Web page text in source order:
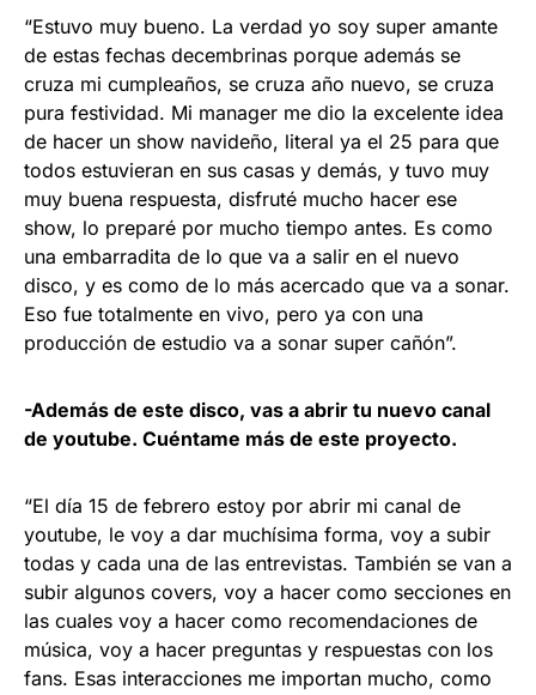
“Estuvo muy bueno. La verdad yo soy super amante
de estas fechas decembrinas porque además se
cruza mi cumpleaños, se cruza año nuevo, se cruza
pura festividad. Mi manager me dio la excelente idea
de hacer un show navideño, literal ya el 25 para que
todos estuvieran en sus casas y demás, y tuvo muy
muy buena respuesta, disfruté mucho hacer ese
show, lo preparé por mucho tiempo antes. Es como
una embarradita de lo que va a salir en el nuevo
disco, y es como de lo más acercado que va a sonar.
Eso fue totalmente en vivo, pero ya con una
producción de estudio va a sonar super cañón”.
-Además de este disco, vas a abrir tu nuevo canal
de youtube. Cuéntame más de este proyecto.
“El día 15 de febrero estoy por abrir mi canal de
youtube, le voy a dar muchísima forma, voy a subir
todas y cada una de las entrevistas. También se van a
subir algunos covers, voy a hacer como secciones en
las cuales voy a hacer como recomendaciones de
música, voy a hacer preguntas y respuestas con los
fans. Esas interacciones me importan mucho, como